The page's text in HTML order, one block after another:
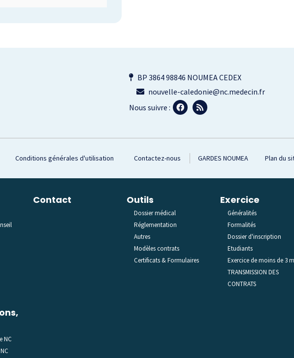
BP 3864 98846 NOUMEA CEDEX
nouvelle-caledonie@nc.medecin.fr
Nous suivre :
Conditions générales d'utilisation Contactez-nous GARDES NOUMEA Plan du
Contact Outils
Dossier médical
Réglementation
Autres
Modèles contrats
Certificats & Formulaires
Exercice
Généralités
Formalités
Dossier d'inscription
Etudiants
Exercice de moins de 3
TRANSMISSION DES
CONTRATS
NC